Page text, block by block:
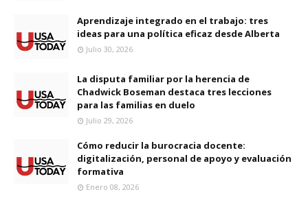
Aprendizaje integrado en el trabajo: tres
ideas para una política eficaz desde Alberta
Julio 30, 2026
La disputa familiar por la herencia de
Chadwick Boseman destaca tres lecciones
para las familias en duelo
Julio 29, 2026
Cómo reducir la burocracia docente:
digitalización, personal de apoyo y evaluación
formativa
Enero 08, 2026